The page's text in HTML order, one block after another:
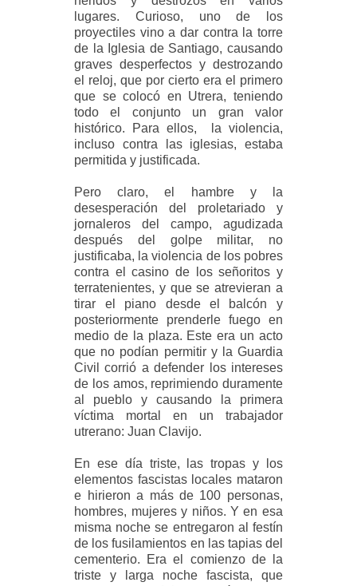
lugares. Curioso, uno de los
proyectiles vino a dar contra la torre
de la Iglesia de Santiago, causando
graves desperfectos y destrozando
el reloj, que por cierto era el primero
que se colocó en Utrera, teniendo
todo el conjunto un gran valor
histórico. Para ellos, la violencia,
incluso contra las iglesias, estaba
permitida y justificada.
Pero claro, el hambre y la
desesperación del proletariado y
jornaleros del campo, agudizada
después del golpe militar, no
justificaba, la violencia de los pobres
contra el casino de los señoritos y
terratenientes, y que se atrevieran a
tirar el piano desde el balcón y
posteriormente prenderle fuego en
medio de la plaza. Este era un acto
que no podían permitir y la Guardia
Civil corrió a defender los intereses
de los amos, reprimiendo duramente
al pueblo y causando la primera
víctima mortal en un trabajador
utrerano: Juan Clavijo.
En ese día triste, las tropas y los
elementos fascistas locales mataron
e hirieron a más de 100 personas,
hombres, mujeres y niños. Y en esa
misma noche se entregaron al festín
de los fusilamientos en las tapias del
cementerio. Era el comienzo de la
triste y larga noche fascista, que